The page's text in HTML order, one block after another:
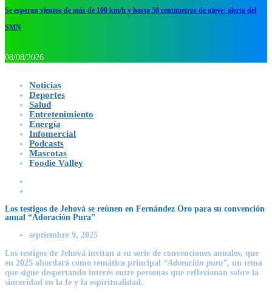
Se esperan vientos de más de 100 km/h y hasta 50 centímetros de nieve: alerta del
SMN
08/08/2026
Noticias
Deportes
Salud
Entretenimiento
Energía
Infomercial
Podcasts
Mascotas
Foodie Valley
Los testigos de Jehová se reúnen en Fernández Oro para su convención
anual “Adoración Pura”
septiembre 9, 2025
Los testigos de Jehová invitan a su serie de convenciones anuales, que
en 2025 abordará como temática principal “Adoración pura”, un tema
que sigue despertando interés entre personas que reflexionan sobre la
sinceridad en la fe y la espiritualidad.